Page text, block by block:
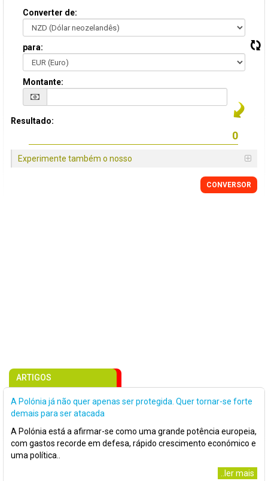
Converter de:
para:
Montante:
Resultado:
Experimente também o nosso
CONVERSOR
ARTIGOS
A Polónia já não quer apenas ser protegida. Quer tornar-se forte
demais para ser atacada
A Polónia está a afirmar-se como uma grande potência europeia,
com gastos recorde em defesa, rápido crescimento económico e
uma política..
..ler mais